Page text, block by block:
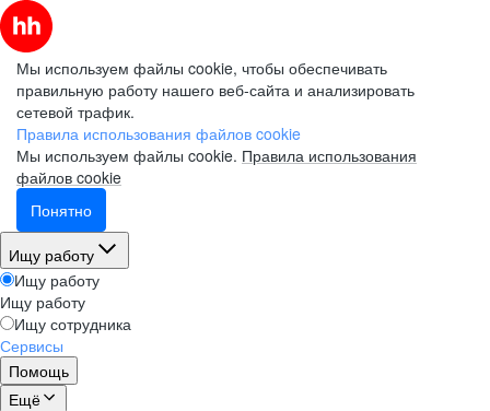
Мы используем файлы cookie, чтобы обеспечивать
правильную работу нашего веб-сайта и анализировать
сетевой трафик.
Правила использования файлов cookie
Мы используем файлы cookie. Правила использования
файлов cookie
Понятно
Ищу работу
Ищу работу
Ищу работу
Ищу сотрудника
Сервисы
Помощь
Ещё